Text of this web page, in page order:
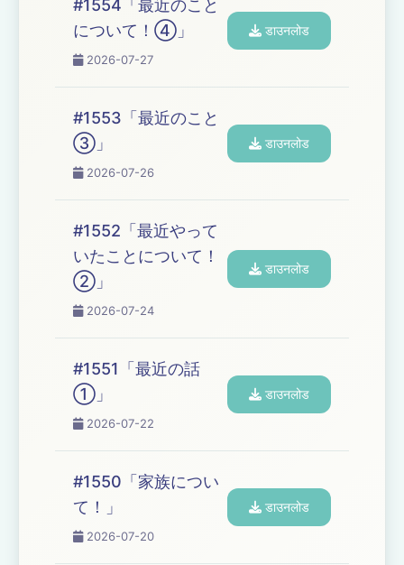
#1554「最近のこと
について！④」
2026-07-27
डाउनलोड
#1553「最近のこと
③」
2026-07-26
डाउनलोड
#1552「最近やって
いたことについて！
②」
2026-07-24
डाउनलोड
#1551「最近の話
①」
2026-07-22
डाउनलोड
#1550「家族につい
て！」
2026-07-20
डाउनलोड